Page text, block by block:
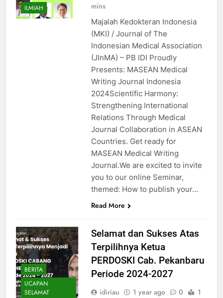
ILMIAH
mins
Majalah Kedokteran Indonesia
(MKI) / Journal of The
Indonesian Medical Association
(JInMA) – PB IDI Proudly
Presents: MASEAN Medical
Writing Journal Indonesia
2024Scientific Harmony:
Strengthening International
Relations Through Medical
Journal Collaboration in ASEAN
Countries. Get ready for
MASEAN Medical Writing
Journal.We are excited to invite
you to our online Seminar,
themed: How to publish your…
Read More
BERITA
UCAPAN
SELAMAT
Selamat dan Sukses Atas
Terpilihnya Ketua
PERDOSKI Cab. Pekanbaru
Periode 2024-2027
idiriau 1 year ago 0
1